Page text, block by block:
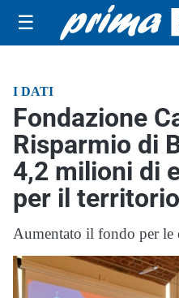
☰
I DATI
Fondazione
Risparmio di
4,2 milioni di
per il territorio
Aumentato il fondo per le